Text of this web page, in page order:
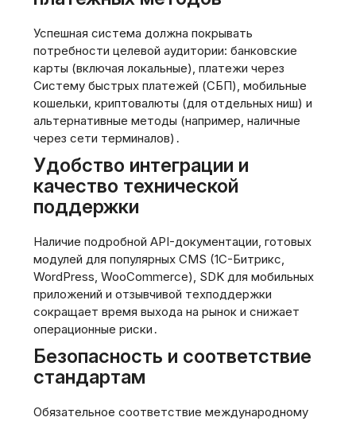
Успешная система должна покрывать
потребности целевой аудитории: банковские
карты (включая локальные), платежи через
Систему быстрых платежей (СБП), мобильные
кошельки, криптовалюты (для отдельных ниш) и
альтернативные методы (например, наличные
через сети терминалов)․
Удобство интеграции и
качество технической
поддержки
Наличие подробной API-документации, готовых
модулей для популярных CMS (1C-Битрикс,
WordPress, WooCommerce), SDK для мобильных
приложений и отзывчивой техподдержки
сокращает время выхода на рынок и снижает
операционные риски․
Безопасность и соответствие
стандартам
Обязательное соответствие международному